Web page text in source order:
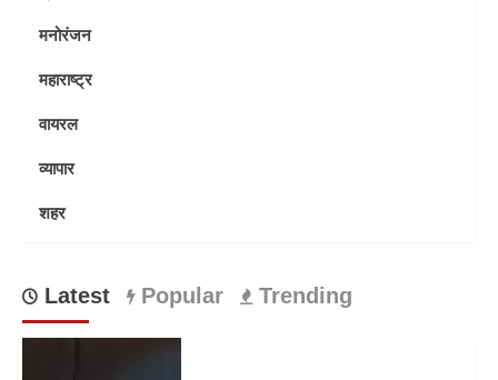
मनोरंजन
महाराष्ट्र
वायरल
व्यापार
शहर
Latest Popular Trending